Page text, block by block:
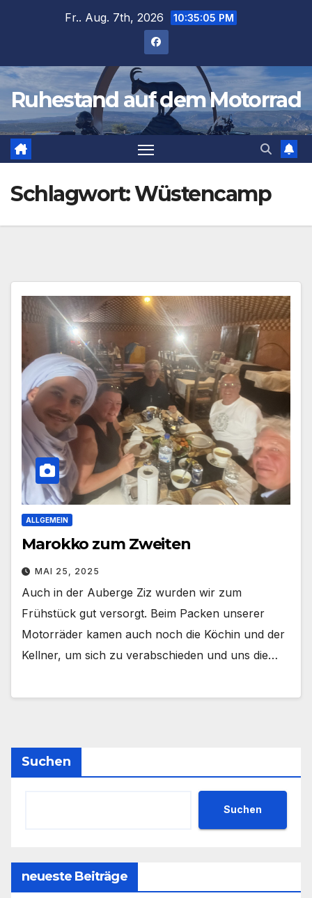
Fr.. Aug. 7th, 2026 10:35:05 PM
Ruhestand auf dem Motorrad
Schlagwort:Wüstencamp
ALLGEMEIN
Marokko zum Zweiten
MAI 25, 2025
Auch in der Auberge Ziz wurden wir zum
Frühstück gut versorgt. Beim Packen unserer
Motorräder kamen auch noch die Köchin und der
Kellner, um sich zu verabschieden und uns die…
Suchen
Suchen
neueste Beiträge